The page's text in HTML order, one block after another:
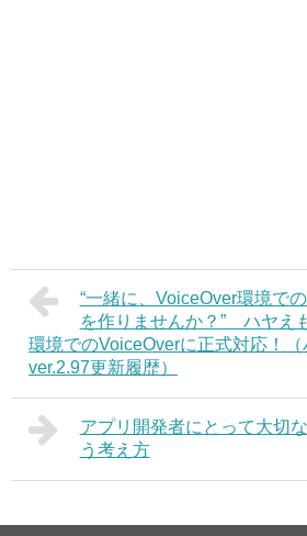
“一緒に、VoiceOver環境で
を作りませんか？” ハヤえ
環境でのVoiceOverに正式対応！
ver.2.97更新履歴）
アプリ開発者にとって大切
う考え方